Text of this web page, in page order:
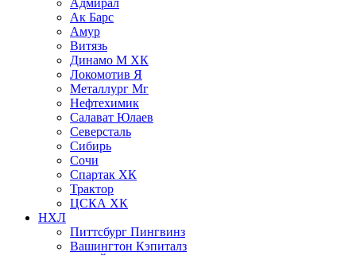
Адмирал
Ак Барс
Амур
Витязь
Динамо М ХК
Локомотив Я
Металлург Мг
Нефтехимик
Салават Юлаев
Северсталь
Сибирь
Сочи
Спартак ХК
Трактор
ЦСКА ХК
НХЛ
Питтсбург Пингвинз
Вашингтон Кэпиталз